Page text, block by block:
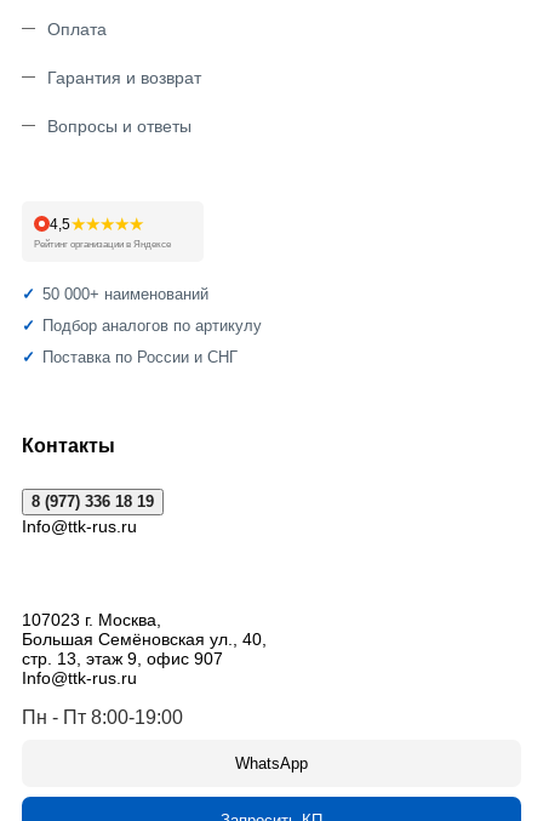
Оплата
Гарантия и возврат
Вопросы и ответы
4,5★★★★★
Рейтинг организации в Яндексе
50 000+ наименований
Подбор аналогов по артикулу
Поставка по России и СНГ
Контакты
8 (977) 336 18 19
Info@ttk-rus.ru
107023 г. Москва,
Большая Семёновская ул., 40,
стр. 13, этаж 9, офис 907
Info@ttk-rus.ru
Пн - Пт 8:00-19:00
WhatsApp